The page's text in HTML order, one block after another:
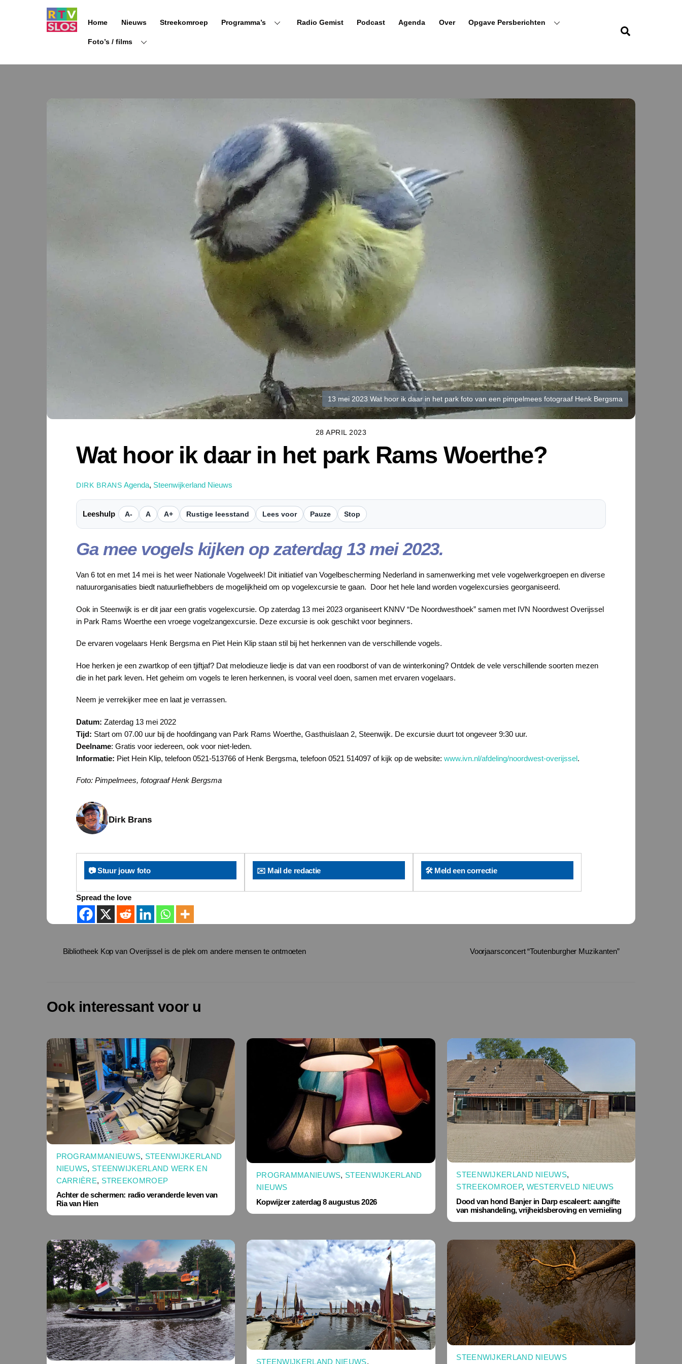
Home Nieuws Streekomroep Programma’s Radio Gemist Podcast Agenda Over Opgave Persberichten
Foto’s / films
13 mei 2023 Wat hoor ik daar in het park foto van een pimpelmees fotograaf Henk Bergsma
28 APRIL 2023
Wat hoor ik daar in het park Rams Woerthe?
DIRK BRANS Agenda, Steenwijkerland Nieuws
Leeshulp A- A A+ Rustige leesstand Lees voor Pauze Stop
Ga mee vogels kijken op zaterdag 13 mei 2023.
Van 6 tot en met 14 mei is het weer Nationale Vogelweek! Dit initiatief van Vogelbescherming Nederland in samenwerking met vele vogelwerkgroepen en diverse
natuurorganisaties biedt natuurliefhebbers de mogelijkheid om op vogelexcursie te gaan. Door het hele land worden vogelexcursies georganiseerd.
Ook in Steenwijk is er dit jaar een gratis vogelexcursie. Op zaterdag 13 mei 2023 organiseert KNNV “De Noordwesthoek” samen met IVN Noordwest Overijssel
in Park Rams Woerthe een vroege vogelzangexcursie. Deze excursie is ook geschikt voor beginners.
De ervaren vogelaars Henk Bergsma en Piet Hein Klip staan stil bij het herkennen van de verschillende vogels.
Hoe herken je een zwartkop of een tjiftjaf? Dat melodieuze liedje is dat van een roodborst of van de winterkoning? Ontdek de vele verschillende soorten mezen
die in het park leven. Het geheim om vogels te leren herkennen, is vooral veel doen, samen met ervaren vogelaars.
Neem je verrekijker mee en laat je verrassen.
Datum: Zaterdag 13 mei 2022
Tijd: Start om 07.00 uur bij de hoofdingang van Park Rams Woerthe, Gasthuislaan 2, Steenwijk. De excursie duurt tot ongeveer 9:30 uur.
Deelname: Gratis voor iedereen, ook voor niet-leden.
Informatie: Piet Hein Klip, telefoon 0521-513766 of Henk Bergsma, telefoon 0521 514097 of kijk op de website: www.ivn.nl/afdeling/noordwest-overijssel.
Foto: Pimpelmees, fotograaf Henk Bergsma
Dirk Brans
📷 Stuur jouw foto ✉️ Mail de redactie 🛠️ Meld een correctie
Spread the love
Bibliotheek Kop van Overijssel is de plek om andere mensen te ontmoeten Voorjaarsconcert “Toutenburgher Muzikanten”
Ook interessant voor u
PROGRAMMANIEUWS, STEENWIJKERLAND
NIEUWS, STEENWIJKERLAND WERK EN
CARRIÈRE, STREEKOMROEP
Achter de schermen: radio veranderde leven van
Ria van Hien
PROGRAMMANIEUWS, STEENWIJKERLAND
NIEUWS
Kopwijzer zaterdag 8 augustus 2026
STEENWIJKERLAND NIEUWS,
STREEKOMROEP, WESTERVELD NIEUWS
Dood van hond Banjer in Darp escaleert: aangifte
van mishandeling, vrijheidsberoving en vernieling
STEENWIJKERLAND NIEUWS,
STEENWIJKERLAND NIEUWS